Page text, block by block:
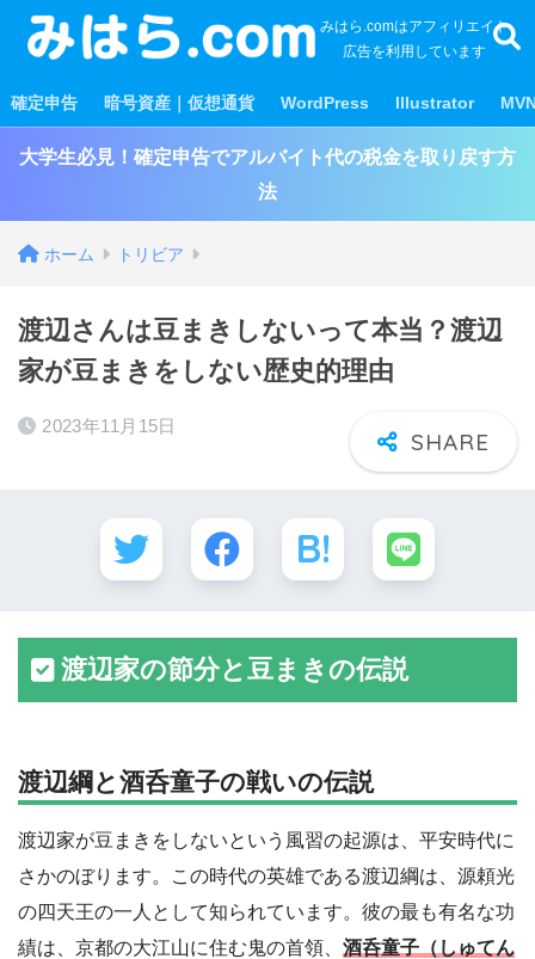
みはら.comはアフィリエイト
広告を利用しています
確定申告 暗号資産｜仮想通貨 WordPress Illustrator
大学生必見！確定申告でアルバイト代の税金を取り戻す方
法
ホーム トリビア
渡辺さんは豆まきしないって本当？渡辺
家が豆まきをしない歴史的理由
2023年11月15日
渡辺家の節分と豆まきの伝説
渡辺綱と酒呑童子の戦いの伝説
渡辺家が豆まきをしないという風習の起源は、平安時代に
さかのぼります。この時代の英雄である渡辺綱は、源頼光
の四天王の一人として知られています。彼の最も有名な功
績は、京都の大江山に住む鬼の首領、 酒呑童子（しゅてん